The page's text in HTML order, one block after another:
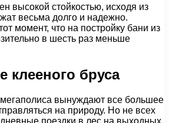
высокой стойкостью, исходя из
весьма долго и надежно.
момент, что на постройку бани из
в шесть раз меньше
клееного бруса
вынуждают все большее
на природу. Но не всех
поездки в лес на выходных.